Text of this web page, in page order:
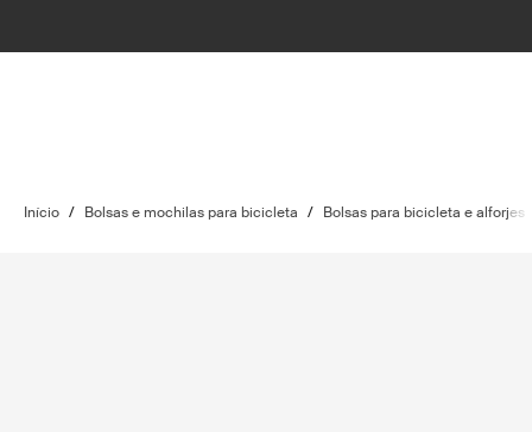
Início / Bolsas e mochilas para bicicleta / Bolsas para bicicleta e alforjes